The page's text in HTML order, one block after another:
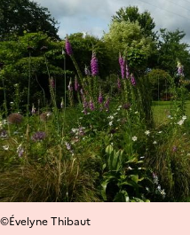
©Évelyne Thibaut